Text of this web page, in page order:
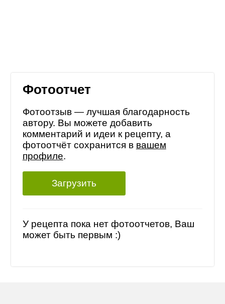
Фотоотчет
Фотоотзыв — лучшая благодарность
автору. Вы можете добавить
комментарий и идеи к рецепту, а
фотоотчёт сохранится в вашем
профиле.
Загрузить
У рецепта пока нет фотоотчетов, Ваш
может быть первым :)